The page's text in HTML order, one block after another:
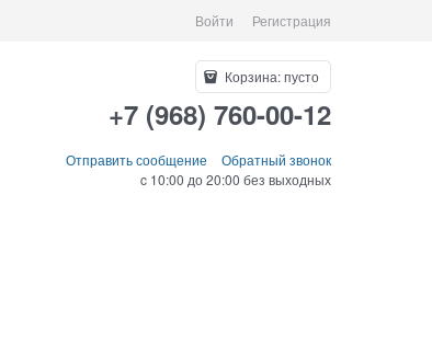
Войти Регистрация
Корзина:пусто
+7 (968) 760-00-12
Отправить сообщение
Обратный звонок
c 10:00 до 20:00 без выходных